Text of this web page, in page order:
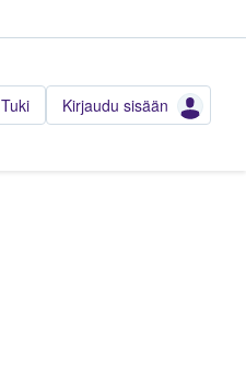
Tuki Kirjaudu sisään